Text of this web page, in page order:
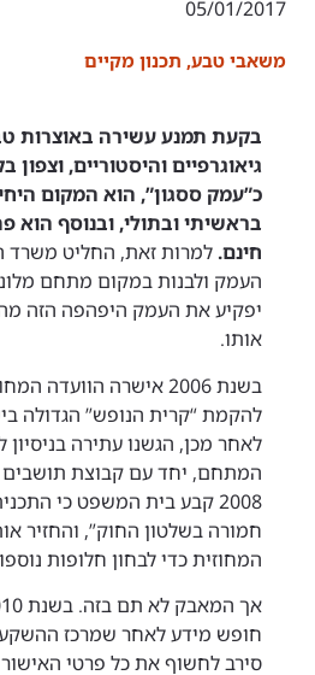
05/01/2017
משאבי טבע, תכנון מקיים
בקעת תמנע עשירה באוצרות
גיאוגרפיים והיסטוריים,
כ”עמק ססגון”, הוא המקום
בראשיתי ובתולי, ובנוסף הוא
חינם. למרות זאת, החליט משרד
העמק ולבנות במקום מתחם
יפקיע את העמק היפהפה הזה
אותו.
בשנת 2006 אישרה
להקמת “קרית הנופש” הגדולה
לאחר מכן, הגשנו עתירה
המתחם, יחד עם קבוצת תושבים
2008 קבע בית המשפט כי
חמורה בשלטון החוק”, והחזיר
המחוזית כדי לבחון חלופות
חופש מידע לאחר שמרכז
סירב לחשוף את כל פרטי האישור